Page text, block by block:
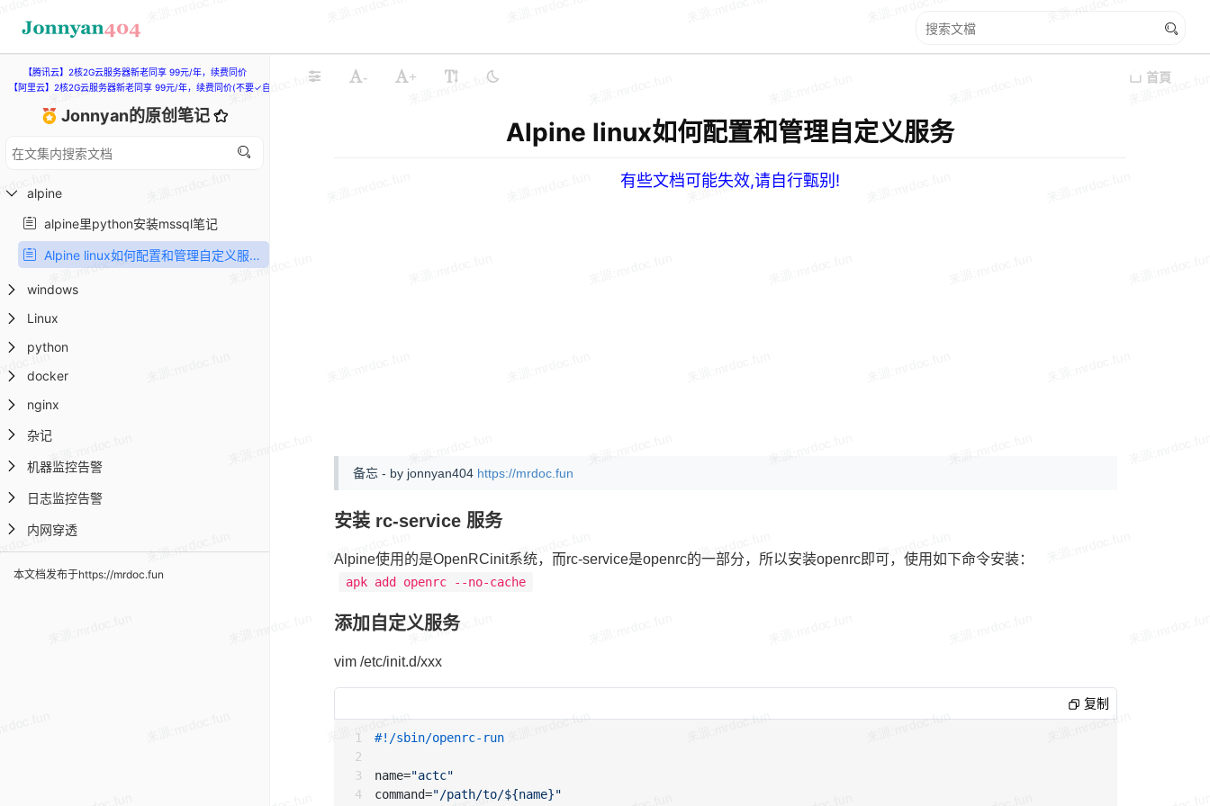
【腾讯云】2核2G云服务器新老同享 99元/年，续费同价
【阿里云】2核2G云服务器新老同享 99元/年，续费同价(不要✓自动续费)
Jonnyan的原创笔记
alpine
alpine里python安装mssql笔记
Alpine linux如何配置和管理自定义服务
windows
Linux
python
docker
nginx
杂记
机器监控告警
日志监控告警
内网穿透
本文档发布于https://mrdoc.fun
- + 首頁
Alpine linux如何配置和管理自定义服务
有些文档可能失效,请自行甄别!
备忘 - by jonnyan404 https://mrdoc.fun
安装 rc-service 服务
Alpine使用的是OpenRCinit系统，而rc-service是openrc的一部分，所以安装openrc即可，使用如下命令安装：
apk add openrc --no-cache
添加自定义服务
vim /etc/init.d/xxx
复制
#!/sbin/openrc-run
name="actc"
command="/path/to/${name}"